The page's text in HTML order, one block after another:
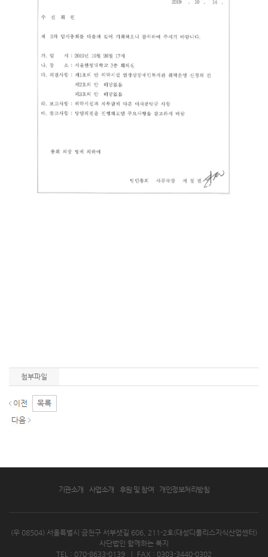
첨부파일
기관소개 사업소개 후원 및 참여 개인정보처리방침
(우 08504) 서울특별시 금천구 서부샛길 606, 211-2호(대성디폴리스지식산업센터)
사단법인 함께하는 복지
TEL : 070-8633-0139
FAX : 0303-3440-0302